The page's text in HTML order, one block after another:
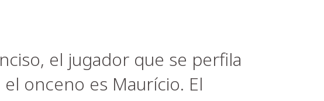
el jugador que se perfila
onceno es Maurício. El